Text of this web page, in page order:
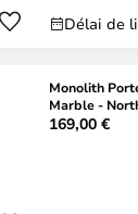
Délai de
Monolith
Marble -
169,00 €